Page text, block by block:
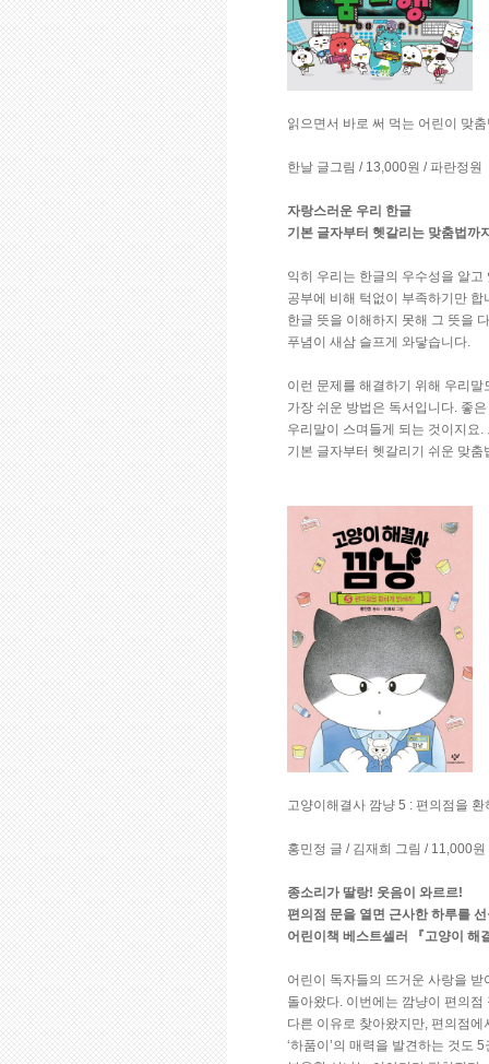
읽으면서 바로 써 먹는 어린이 맞
한날 글그림 / 13,000원 / 파란정원
자랑스러운 우리 한글
기본 글자부터 헷갈리는 맞춤법까
익히 우리는 한글의 우수성을 알
공부에 비해 턱없이 부족하기만
한글 뜻을 이해하지 못해 그 뜻을
푸념이 새삼 슬프게 와닿습니다.
이런 문제를 해결하기 위해 우리
가장 쉬운 방법은 독서입니다. 좋
우리말이 스며들게 되는 것이지요
기본 글자부터 헷갈리기 쉬운 맞
고양이해결사 깜냥 5 : 편의점을 환
홍민정 글 / 김재희 그림 / 11,000원
종소리가 딸랑! 웃음이 와르르!
편의점 문을 열면 근사한 하루를
어린이책 베스트셀러 『고양이 해
어린이 독자들의 뜨거운 사랑을
돌아왔다. 이번에는 깜냥이 편의
다른 이유로 찾아왔지만, 편의점
‘하품이’의 매력을 발견하는 것도